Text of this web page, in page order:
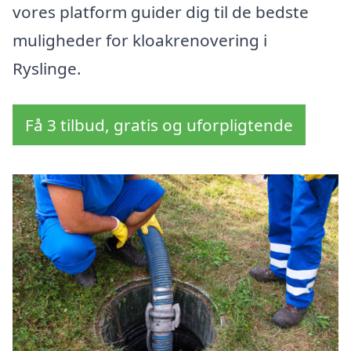
vores platform guider dig til de bedste
muligheder for kloakrenovering i
Ryslinge.
Få 3 tilbud, gratis og uforpligtende